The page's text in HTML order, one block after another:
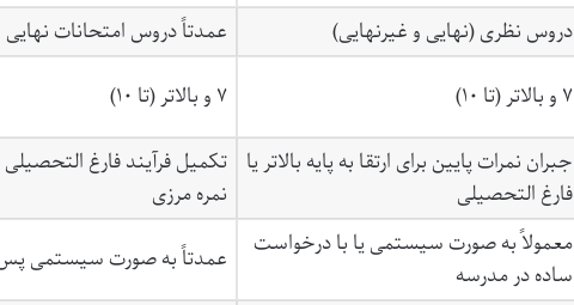
دروس نظری (نهایی و غیرنهایی)
عمدتاً دروس امتحانات نهایی
۷ و بالاتر (تا ۱۰) ۷ و بالاتر (تا ۱۰)
جبران نمرات پایین برای ارتقا به پایه بالاتر یا
فارغ التحصیلی
تکمیل فرآیند فارغ
نمره مرزی
معمولاً به صورت سیستمی یا با درخواست
ساده در مدرسه
عمدتاً به صورت سیستمی پس